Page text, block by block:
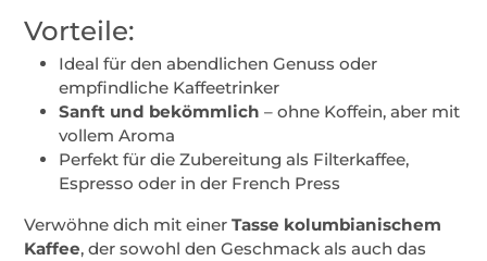
Vorteile:
Ideal für den abendlichen Genuss oder
empfindliche Kaffeetrinker
Sanft und bekömmlich – ohne Koffein, aber mit
vollem Aroma
Perfekt für die Zubereitung als Filterkaffee,
Espresso oder in der French Press
Verwöhne dich mit einer Tasse kolumbianischem
Kaffee, der sowohl den Geschmack als auch das